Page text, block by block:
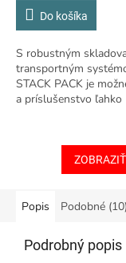
Do košíka
S robustným
transportným
STACK PACK je
a príslušenstvo ľahko
rohmi vystuženými...
Popis Podobné (10)
Podrobný popis